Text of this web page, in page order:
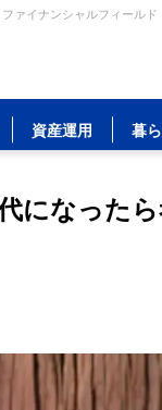
ァイナンシャルフィールド
資産運用 暮
になった